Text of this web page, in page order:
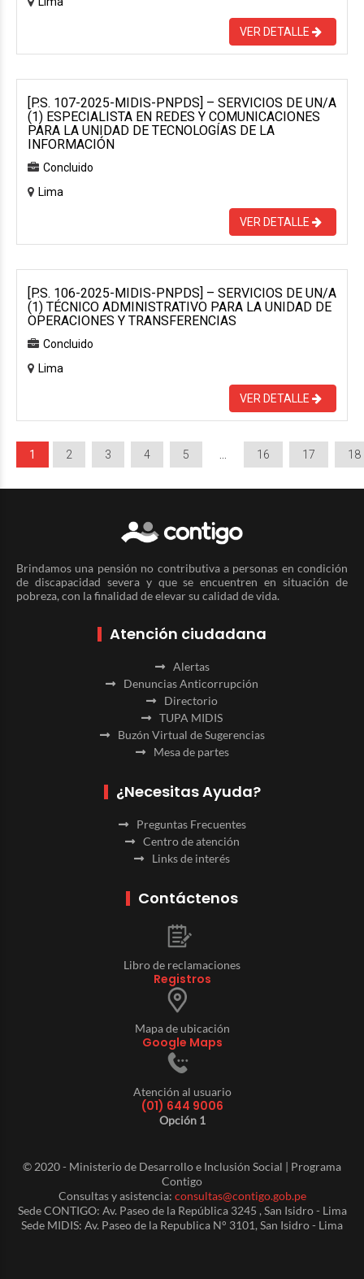
VER DETALLE
[P.S. 107-2025-MIDIS-PNPDS] – SERVICIOS DE UN/A
(1) ESPECIALISTA EN REDES Y COMUNICACIONES
PARA LA UNIDAD DE TECNOLOGÍAS DE LA
INFORMACIÓN
Concluido
Lima
VER DETALLE
[P.S. 106-2025-MIDIS-PNPDS] – SERVICIOS DE UN/A
(1) TÉCNICO ADMINISTRATIVO PARA LA UNIDAD DE
OPERACIONES Y TRANSFERENCIAS
Concluido
Lima
VER DETALLE
1 2 3 4 5 16 17 18
Brindamos una pensión no contributiva a personas en condición
de discapacidad severa y que se encuentren en situación de
pobreza, con la finalidad de elevar su calidad de vida.
Atención ciudadana
Alertas
Denuncias Anticorrupción
Directorio
TUPA MIDIS
Buzón Virtual de Sugerencias
Mesa de partes
¿Necesitas Ayuda?
Preguntas Frecuentes
Centro de atención
Links de interés
Contáctenos
Libro de reclamaciones
Registros
Mapa de ubicación
Google Maps
Atención al usuario
(01) 644 9006
Opción 1
© 2020 - Ministerio de Desarrollo e Inclusión Social | Programa
Contigo
Consultas y asistencia: consultas@contigo.gob.pe
Sede CONTIGO: Av. Paseo de la República 3245 , San Isidro - Lima
Sede MIDIS: Av. Paseo de la Republica N° 3101, San Isidro - Lima